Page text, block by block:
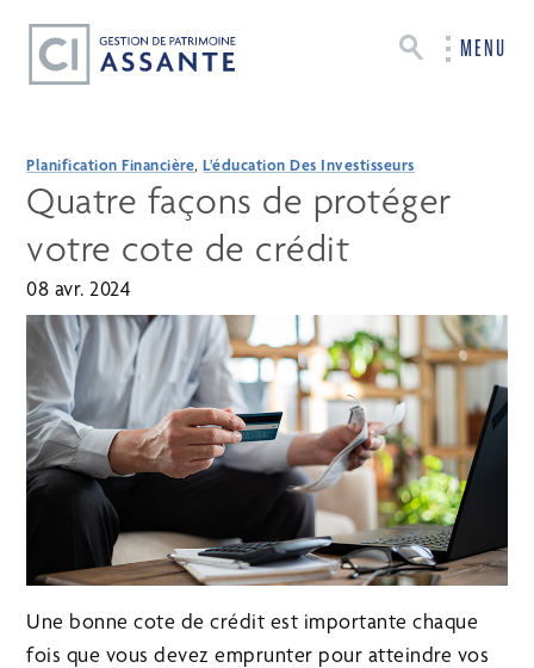
MENU
Planification Financière,L'éducation Des Investisseurs
Quatre façons de protéger
votre cote de crédit
08 avr. 2024
Une bonne cote de crédit est importante chaque
fois que vous devez emprunter pour atteindre vos